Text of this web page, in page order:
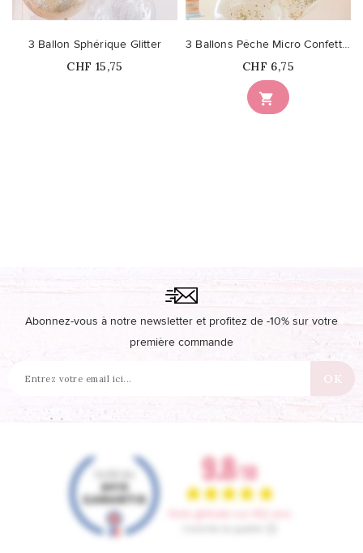
3 Ballon Sphérique Glitter
Prix
CHF 15,75

3 Ballons Pêche Micro Confetti Or
Prix
CHF 6,75
Abonnez-vous à notre newsletter et profitez de -10% sur votre
première commande